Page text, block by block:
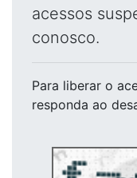
acessos
conosco.
Para liberar o
responda ao